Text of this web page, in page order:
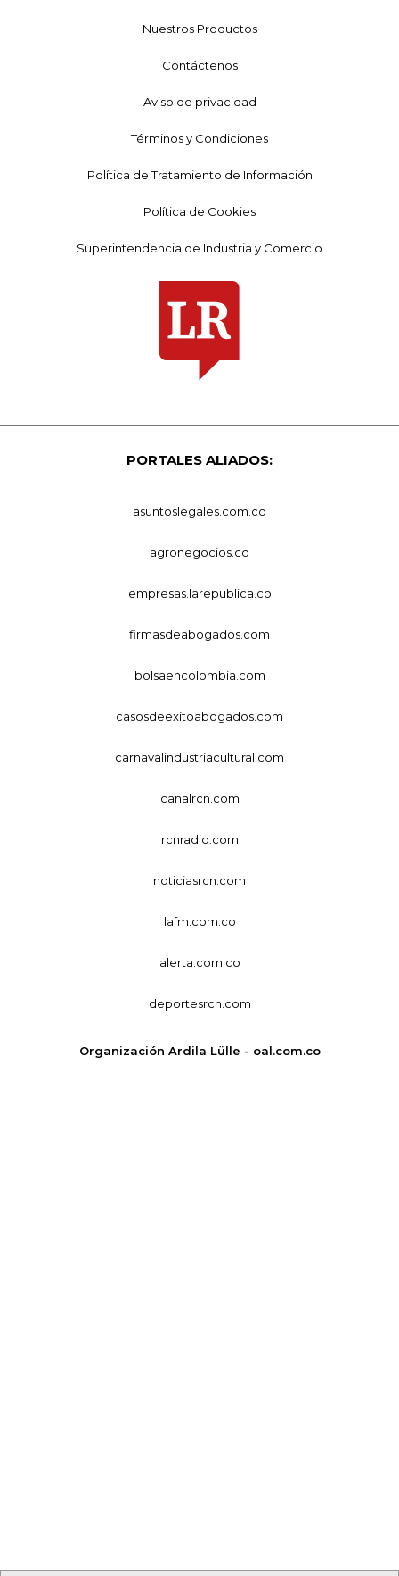
Nuestros Productos
Contáctenos
Aviso de privacidad
Términos y Condiciones
Política de Tratamiento de Información
Política de Cookies
Superintendencia de Industria y Comercio
PORTALES ALIADOS:
asuntoslegales.com.co
agronegocios.co
empresas.larepublica.co
firmasdeabogados.com
bolsaencolombia.com
casosdeexitoabogados.com
carnavalindustriacultural.com
canalrcn.com
rcnradio.com
noticiasrcn.com
lafm.com.co
alerta.com.co
deportesrcn.com
Organización Ardila Lülle - oal.com.co